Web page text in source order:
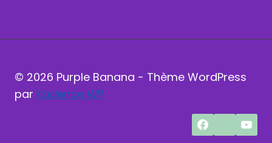
© 2026 Purple Banana - Thème WordPress
par Kadence WP